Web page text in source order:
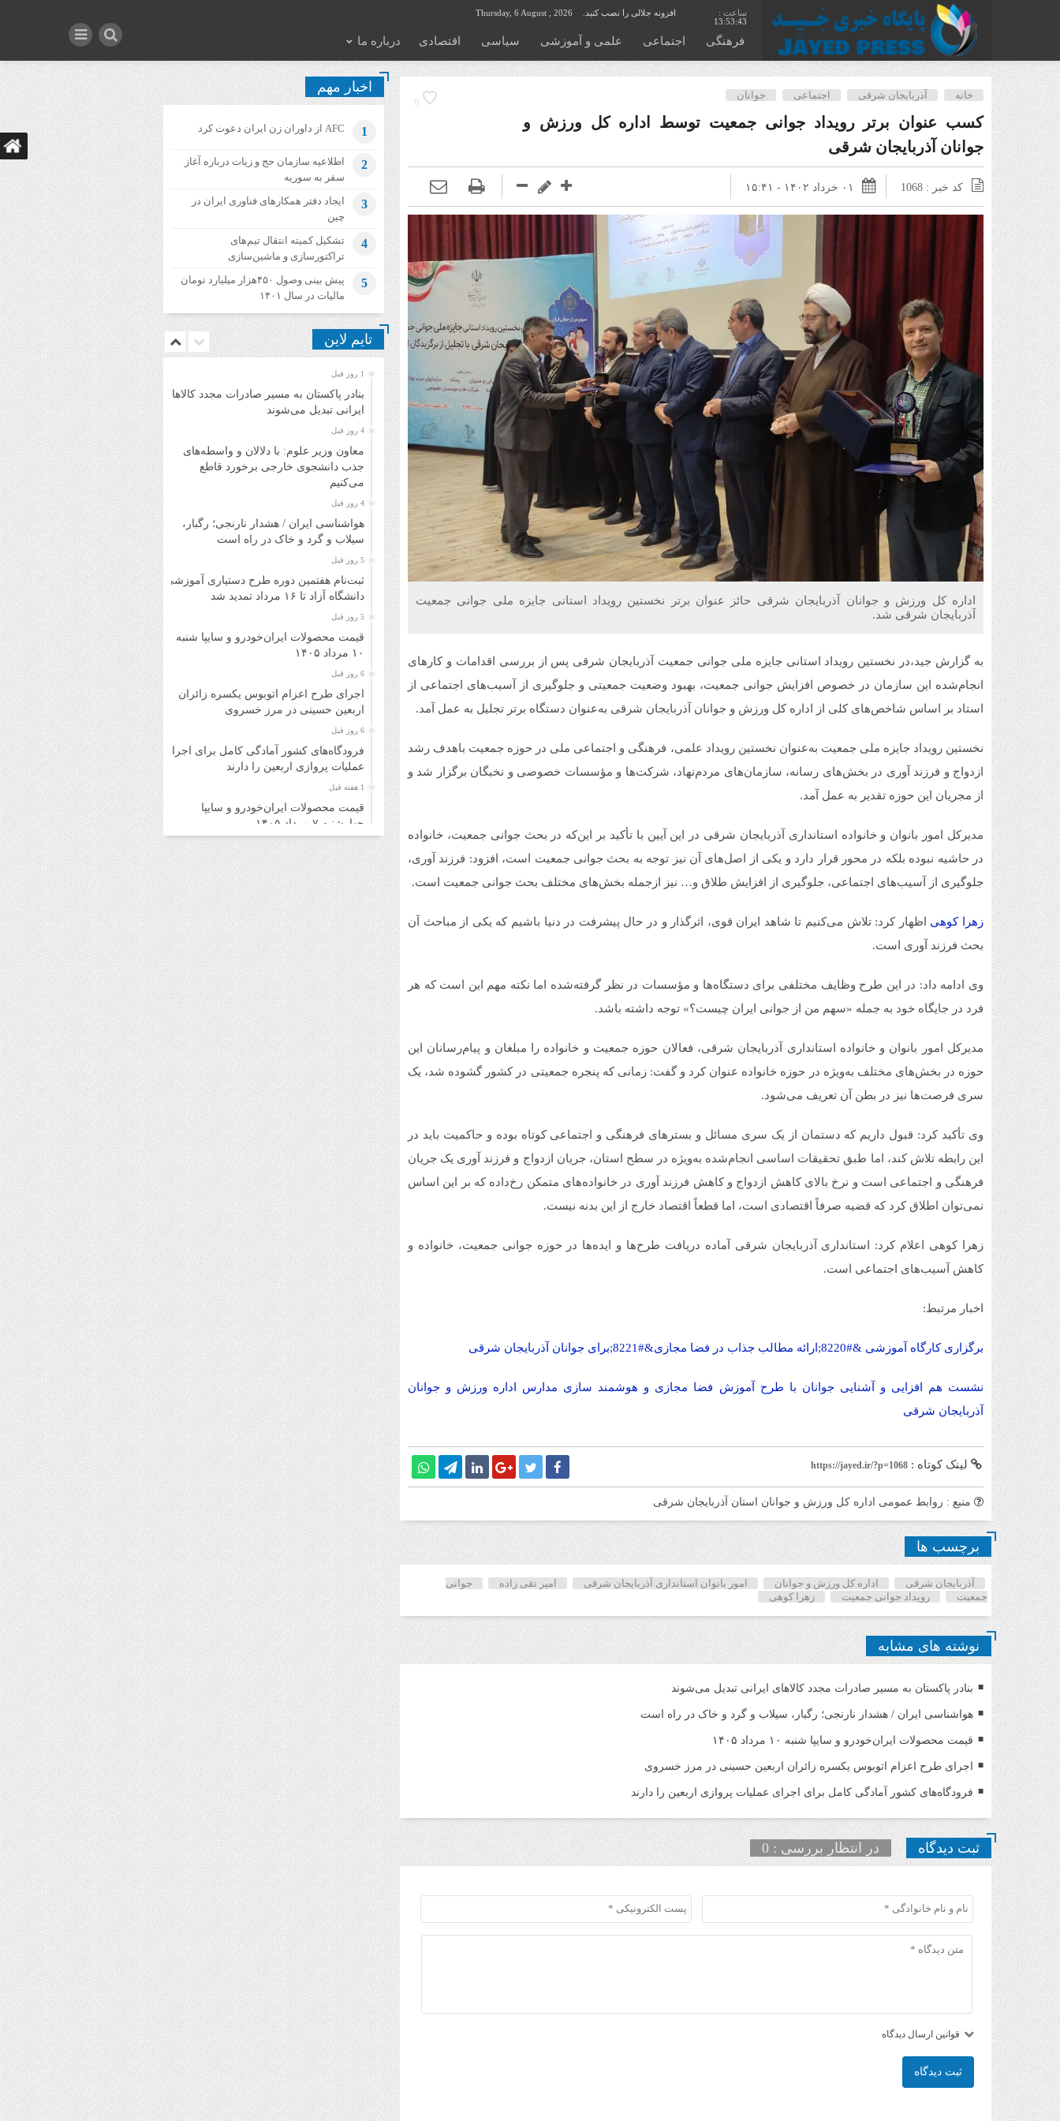
13:53:44
افزونه جلالی را نصب کنید. Thursday, 6 August , 2026
فرهنگی اجتماعی علمی و آموزشی سیاسی اقتصادی درباره ما
9
خانه آذربایجان شرقی اجتماعی جوانان
کسب عنوان برتر رویداد جوانی جمعیت توسط اداره کل ورزش و
جوانان آذربایجان شرقی
کد خبر : 1068 ۰۱ خرداد ۱۴۰۲ - ۱۵:۴۱
اداره کل ورزش و جوانان آذربایجان شرقی حائز عنوان برتر نخستین رویداد استانی جایزه ملی جوانی جمعیت
آذربایجان شرقی شد.
به گزارش جید،در نخستین رویداد استانی جایزه ملی جوانی جمعیت آذربایجان شرقی پس از بررسی اقدامات و کارهای
انجام‌شده این سازمان در خصوص افزایش جوانی جمعیت، بهبود وضعیت جمعیتی و جلوگیری از آسیب‌های اجتماعی از
استاد بر اساس شاخص‌های کلی از اداره کل ورزش و جوانان آذربایجان شرقی به‌عنوان دستگاه برتر تجلیل به عمل آمد.
نخستین رویداد جایزه ملی جمعیت به‌عنوان نخستین رویداد علمی، فرهنگی و اجتماعی ملی در حوزه جمعیت باهدف رشد
ازدواج و فرزند آوری در بخش‌های رسانه، سازمان‌های مردم‌نهاد، شرکت‌ها و مؤسسات خصوصی و نخبگان برگزار شد و
از مجریان این حوزه تقدیر به عمل آمد.
مدیرکل امور بانوان و خانواده استانداری آذربایجان شرقی در این آیین با تأکید بر این‌که در بحث جوانی جمعیت، خانواده
در حاشیه نبوده بلکه در محور قرار دارد و یکی از اصل‌های آن نیز توجه به بحث جوانی جمعیت است، افزود: فرزند آوری،
جلوگیری از آسیب‌های اجتماعی، جلوگیری از افزایش طلاق و… نیز ازجمله بخش‌های مختلف بحث جوانی جمعیت است.
زهرا کوهی اظهار کرد: تلاش می‌کنیم تا شاهد ایران قوی، اثرگذار و در حال پیشرفت در دنیا باشیم که یکی از مباحث آن
بحث فرزند آوری است.
وی ادامه داد: در این طرح وظایف مختلفی برای دستگاه‌ها و مؤسسات در نظر گرفته‌شده اما نکته مهم این است که هر
فرد در جایگاه خود به جمله «سهم من از جوانی ایران چیست؟» توجه داشته باشد.
مدیرکل امور بانوان و خانواده استانداری آذربایجان شرقی، فعالان حوزه جمعیت و خانواده را مبلغان و پیام‌رسانان این
حوزه در بخش‌های مختلف به‌ویژه در حوزه خانواده عنوان کرد و گفت: زمانی که پنجره جمعیتی در کشور گشوده شد، یک
سری فرصت‌ها نیز در بطن آن تعریف می‌شود.
وی تأکید کرد: قبول داریم که دستمان از یک سری مسائل و بسترهای فرهنگی و اجتماعی کوتاه بوده و حاکمیت باید در
این رابطه تلاش کند، اما طبق تحقیقات اساسی انجام‌شده به‌ویژه در سطح استان، جریان ازدواج و فرزند آوری یک جریان
فرهنگی و اجتماعی است و نرخ بالای کاهش ازدواج و کاهش فرزند آوری در خانواده‌های متمکن رخ‌داده که بر این اساس
نمی‌توان اطلاق کرد که قضیه صرفاً اقتصادی است، اما قطعاً اقتصاد خارج از این بدنه نیست.
زهرا کوهی اعلام کرد: استانداری آذربایجان شرقی آماده دریافت طرح‌ها و ایده‌ها در حوزه جوانی جمعیت، خانواده و
کاهش آسیب‌های اجتماعی است.
اخبار مرتبط:
برگزاری کارگاه آموزشی &#8220;ارائه مطالب جذاب در فضا مجازی&#8221;برای جوانان آذربایجان شرقی
نشست هم افزایی و آشنایی جوانان با طرح آموزش فضا مجازی و هوشمند سازی مدارس اداره ورزش و جوانان
آذربایجان شرقی
لینک کوتاه : https://jayed.ir/?p=1068
منبع : روابط عمومی اداره کل ورزش و جوانان استان آذربایجان شرقی
برچسب ها
آذربایجان شرقی اداره کل ورزش و جوانان امور بانوان استانداری آذربایجان شرقی امیر تقی زاده
جوانی
جمعیت
رویداد جوانی جمعیت زهرا کوهی
نوشته های مشابه
بنادر پاکستان به مسیر صادرات مجدد کالاهای ایرانی تبدیل می‌شوند
هواشناسی ایران / هشدار نارنجی؛ رگبار، سیلاب و گرد و خاک در راه است
قیمت محصولات ایران‌خودرو و سایپا شنبه ۱۰ مرداد ۱۴۰۵
اجرای طرح اعزام اتوبوس یکسره زائران اربعین حسینی در مرز خسروی
فرودگاه‌های کشور آمادگی کامل برای اجرای عملیات پروازی اربعین را دارند
ثبت دیدگاه در انتظار بررسی : 0
قوانین ارسال دیدگاه
ثبت دیدگاه
اخبار مهم
1 AFC از داوران زن ایران دعوت کرد
2
اطلاعیه‌ سازمان حج و زیات درباره آغاز
سفر به سوریه
3
ایجاد دفتر همکارهای فناوری ایران در
چین
4
تشکیل کمیته انتقال تیم‌های
تراکتورسازی و ماشین‌سازی
5
پیش بینی وصول ۴۵۰هزار میلیارد تومان
مالیات در سال ۱۴۰۱
تایم لاین
1 روز قبل
بنادر پاکستان به مسیر صادرات مجدد کالاهای
ایرانی تبدیل می‌شوند
4 روز قبل
معاون وزیر علوم: با دلالان و واسطه‌های
جذب دانشجوی خارجی برخورد قاطع
می‌کنیم
4 روز قبل
هواشناسی ایران / هشدار نارنجی؛ رگبار،
سیلاب و گرد و خاک در راه است
5 روز قبل
ثبت‌نام هفتمین دوره طرح دستیاری آموزشی
دانشگاه آزاد تا ۱۶ مرداد تمدید شد
5 روز قبل
قیمت محصولات ایران‌خودرو و سایپا شنبه
۱۰ مرداد ۱۴۰۵
6 روز قبل
اجرای طرح اعزام اتوبوس یکسره زائران
اربعین حسینی در مرز خسروی
6 روز قبل
فرودگاه‌های کشور آمادگی کامل برای اجرای
عملیات پروازی اربعین را دارند
1 هفته قبل
قیمت محصولات ایران‌خودرو و سایپا
چهارشنبه ۷ مرداد ۱۴۰۵
1 هفته قبل
قیمت محصولات ایران‌خودرو و سایپا
سه‌شنبه ۶ مرداد ۱۴۰۵
1 هفته قبل
خرید اینترنتی بلیت اتوبوس برای برگشت
زائران امکان‌پذیر شد
1 هفته قبل
قیمت روز محصولات ایران‌خودرو و سایپا
دوشنبه ۵ مرداد ۱۴۰۵
1 هفته قبل
قیمت محصولات ایران‌خودرو و سایپا یکشنبه
۴ مرداد ۱۴۰۵
1 هفته قبل
قیمت روز محصولات ایران‌خودرو و سایپا
شنبه ۳ مرداد ۱۴۰۵
1 هفته قبل
ثبت‌نام بیش از ۱۵ هزار داوطلب دستیاری
آموزشی تا امروز/ مهلت ثبت نام تمدید شد
1 هفته قبل
افزایش دما در نیمه شمالی کشور از امروز
تا یکشنبه